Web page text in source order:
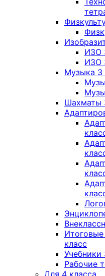
ИЗО
ИЗО
Музыка 3
Шахматы
класс
Учебники
Рабочие
Для 4 класса